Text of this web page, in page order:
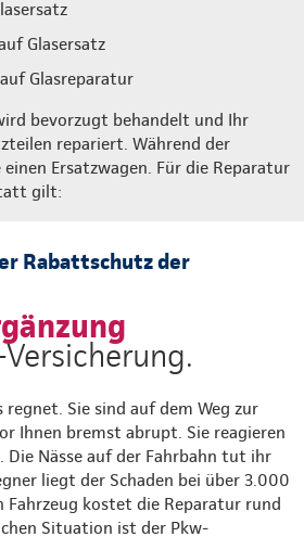
Glasersatz
Glasreparatur
bevorzugt behandelt und Ihr
repariert. Während der
Ersatzwagen. Für die Reparatur
gilt:
Rabattschutz der
Sie sind auf dem Weg zur
Ihnen bremst abrupt. Sie reagieren
Nässe auf der Fahrbahn tut ihr
liegt der Schaden bei über 3.000
Fahrzeug kostet die Reparatur rund
Situation ist der Pkw-